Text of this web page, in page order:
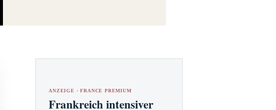
ANZEIGE · FRANCE PREMIUM
Frankreich intensiver